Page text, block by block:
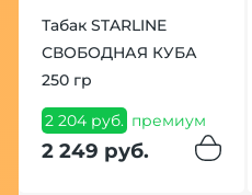
Табак STARLINE
СВОБОДНАЯ КУБА
250 гр
2 204 руб. премиум
2 249 руб.